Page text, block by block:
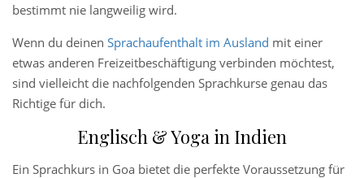
bestimmt nie langweilig wird.
Wenn du deinen Sprachaufenthalt im Ausland mit einer
etwas anderen Freizeitbeschäftigung verbinden möchtest,
sind vielleicht die nachfolgenden Sprachkurse genau das
Richtige für dich.
Englisch & Yoga in Indien
Ein Sprachkurs in Goa bietet die perfekte Voraussetzung für